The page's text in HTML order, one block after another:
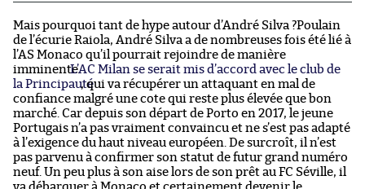
Mais pourquoi tant de hype autour d’André Silva ?Poulain
de l’écurie Raiola, André Silva a de nombreuses fois été lié à
l’AS Monaco qu’il pourrait rejoindre de manière
imminente.L’AC Milan se serait mis d’accord avec le club de
la Principauté, qui va récupérer un attaquant en mal de
confiance malgré une cote qui reste plus élevée que bon
marché. Car depuis son départ de Porto en 2017, le jeune
Portugais n’a pas vraiment convaincu et ne s’est pas adapté
à l’exigence du haut niveau européen. De surcroît, il n’est
pas parvenu à confirmer son statut de futur grand numéro
neuf. Un peu plus à son aise lors de son prêt au FC Séville, il